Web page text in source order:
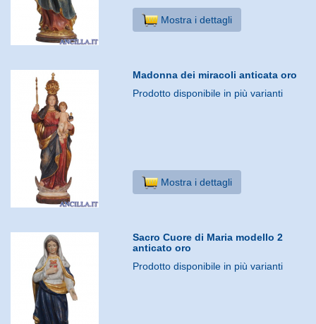
Mostra i dettagli
Madonna dei miracoli anticata oro
Prodotto disponibile in più varianti
Mostra i dettagli
Sacro Cuore di Maria modello 2
anticato oro
Prodotto disponibile in più varianti